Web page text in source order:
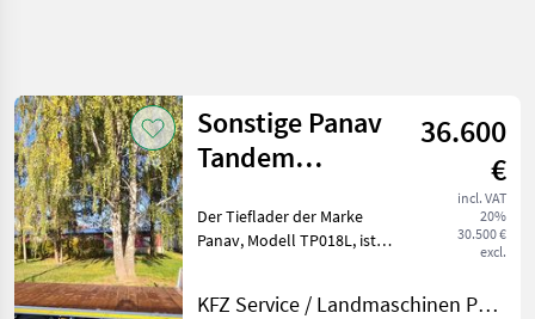
Sonstige Panav
Tandem
36.600
€
incl. VAT
20%
30.500 €
excl.
Der Tieflader der Marke
Panav, Modell TP018L, ist
seine hervorragende
KFZ Service / Landmaschinen Philipp Manhart